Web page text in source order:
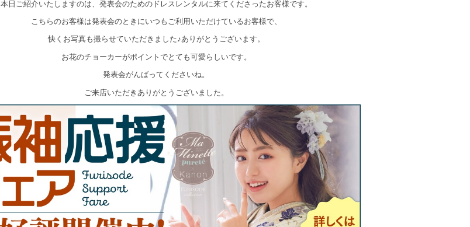
本日ご紹介いたしますのは、発表会のためのドレスレンタルに来てくださったお客様です。
こちらのお客様は発表会のときにいつもご利用いただけているお客様で、
快くお写真も撮らせていただきました♪ありがとうございます。
お花のチョーカーがポイントでとても可愛らしいです。
発表会がんばってくださいね。
ご来店いただきありがとうございました。